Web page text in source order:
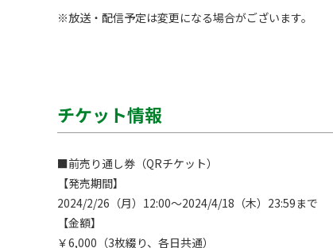
※放送・配信予定は変更になる場合がございます。
チケット情報
■前売り通し券（QRチケット）
【発売期間】
2024/2/26（月）12:00～2024/4/18（木）23:59まで
【金額】
￥6,000（3枚綴り、各日共通）